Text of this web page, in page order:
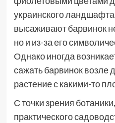
украинского
высаживают барвинок
но и из-за его
Однако иногда
сажать барвинок возле
растение с какими-то
С точки зрения
практического